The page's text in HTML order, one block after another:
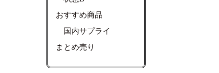
おすすめ商品
国内サプライ
まとめ売り